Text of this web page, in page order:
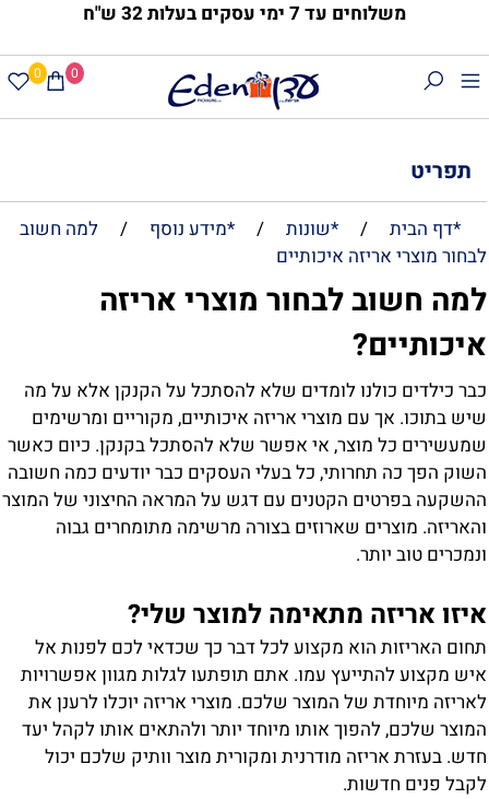
משלוחים עד 7 ימי עסקים בעלות 32 ש"ח
0 0
תפריט
*דף הבית / *שונות / *מידע נוסף /
למה חשוב
מוצרי אריזה איכותיים
חשוב לבחור מוצרי אריזה
כילדים כולנו לומדים שלא להסתכל על הקנקן אלא על מה
בתוכו. אך עם מוצרי אריזה איכותיים, מקוריים ומרשימים
כל מוצר, אי אפשר שלא להסתכל בקנקן. כיום כאשר
הפך כה תחרותי, כל בעלי העסקים כבר יודעים כמה חשובה
בפרטים הקטנים עם דגש על המראה החיצוני של המוצר
מוצרים שארוזים בצורה מרשימה מתומחרים גבוה
טוב יותר.
אריזה מתאימה למוצר שלי?
האריזות הוא מקצוע לכל דבר כך שכדאי לכם לפנות אל
מקצוע להתייעץ עמו. אתם תופתעו לגלות מגוון אפשרויות
מיוחדת של המוצר שלכם. מוצרי אריזה יוכלו לרענן את
שלכם, להפוך אותו מיוחד יותר ולהתאים אותו לקהל יעד
בעזרת אריזה מודרנית ומקורית מוצר וותיק שלכם יכול
פנים חדשות.